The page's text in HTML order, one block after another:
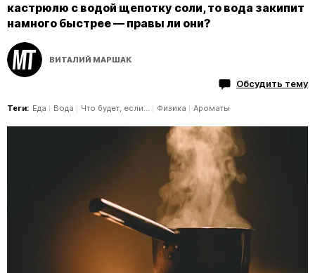
кастрюлю с водой щепотку соли, то вода закипит
намного быстрее — правы ли они?
ВИТАЛИЙ МАРШАК
Обсудить тему
Теги: Еда Вода Что будет, если... Физика Ароматы